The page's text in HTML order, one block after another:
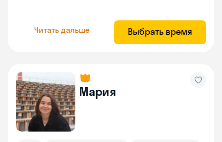
Читать дальше Выбрать время
Мария